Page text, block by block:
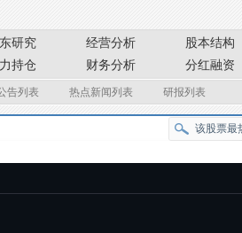
研究 经营分析 股本结构
持仓 财务分析 分红融资
告列表 热点新闻列表 研报列表